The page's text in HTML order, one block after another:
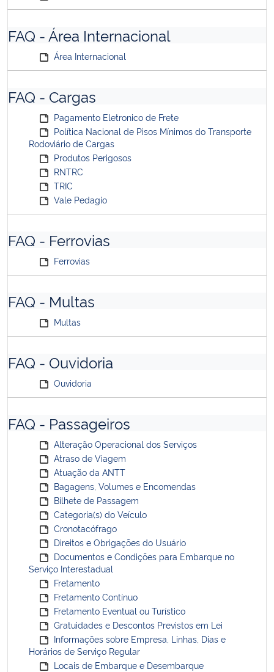
FAQ - Área Internacional
Área Internacional
FAQ - Cargas
Pagamento Eletronico de Frete
Política Nacional de Pisos Mínimos do Transporte
Rodoviário de Cargas
Produtos Perigosos
RNTRC
TRIC
Vale Pedagio
FAQ - Ferrovias
Ferrovias
FAQ - Multas
Multas
FAQ - Ouvidoria
Ouvidoria
FAQ - Passageiros
Alteração Operacional dos Serviços
Atraso de Viagem
Atuação da ANTT
Bagagens, Volumes e Encomendas
Bilhete de Passagem
Categoria(s) do Veículo
Cronotacófrago
Direitos e Obrigações do Usuário
Documentos e Condições para Embarque no
Serviço Interestadual
Fretamento
Fretamento Contínuo
Fretamento Eventual ou Turístico
Gratuidades e Descontos Previstos em Lei
Informações sobre Empresa, Linhas, Dias e
Horários de Serviço Regular
Locais de Embarque e Desembarque